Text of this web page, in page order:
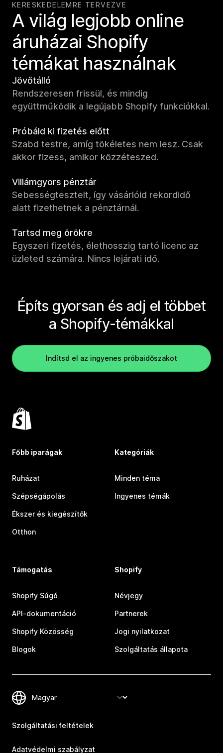
KERESKEDELEMRE TERVEZVE
A világ legjobb online
áruházai Shopify
témákat használnak
Jövőtálló
Rendszeresen frissül, és mindig
együttműködik a legújabb Shopify funkciókkal.
Próbáld ki fizetés előtt
Szabd testre, amíg tökéletes nem lesz. Csak
akkor fizess, amikor közzéteszed.
Villámgyors pénztár
Sebességtesztelt, így vásárlóid rekordidő
alatt fizethetnek a pénztárnál.
Tartsd meg örökre
Egyszeri fizetés, élethosszig tartó licenc az
üzleted számára. Nincs lejárati idő.
Építs gyorsan és adj el többet
a Shopify-témákkal
Indítsd el az ingyenes próbaidőszakot
Főbb iparágak
Ruházat
Szépségápolás
Ékszer és kiegészítők
Otthon
Kategóriák
Minden téma
Ingyenes témák
Támogatás
Shopify Súgó
API-dokumentáció
Shopify Közösség
Blogok
Shopify
Névjegy
Partnerek
Jogi nyilatkozat
Szolgáltatás állapota
Szolgáltatási feltételek
Adatvédelmi szabályzat